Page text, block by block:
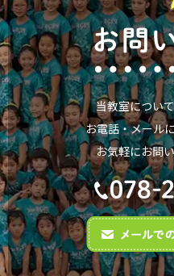
当教室につい
お電話・メール
お気軽にお問